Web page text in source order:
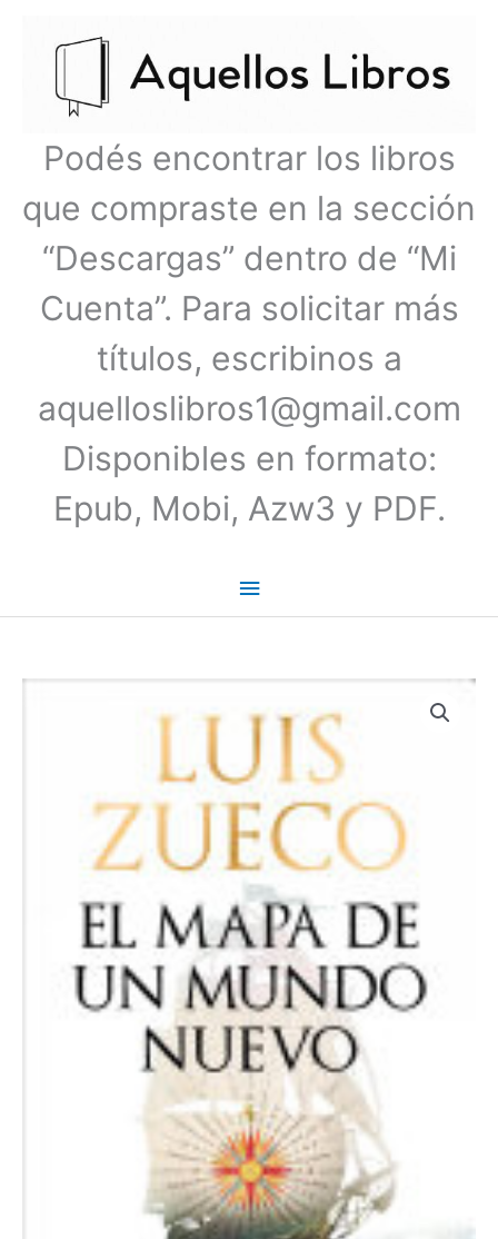
Podés encontrar los libros
que compraste en la sección
“Descargas” dentro de “Mi
Cuenta”. Para solicitar más
títulos, escribinos a
aquelloslibros1@gmail.com
Disponibles en formato:
Epub, Mobi, Azw3 y PDF.
principal
cantidad